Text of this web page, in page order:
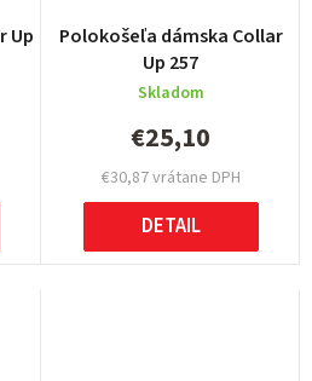
Up
Polokošeľa dámska Collar
Up 257
Skladom
€30,87 vrátane DPH
€25,10
DETAIL